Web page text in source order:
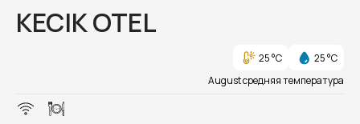
KECIK OTEL
25 °C
25 °C
August средняя температура